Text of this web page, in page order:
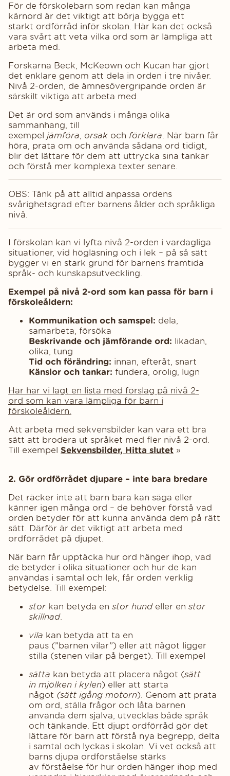
För de förskolebarn som redan kan många
kärnord är det viktigt att börja bygga ett
starkt ordförråd inför skolan. Här kan det också
vara svårt att veta vilka ord som är lämpliga att
arbeta med.
Forskarna Beck, McKeown och Kucan har gjort
det enklare genom att dela in orden i tre nivåer.
Nivå 2-orden, de ämnesövergripande orden är
särskilt viktiga att arbeta med.
Det är ord som används i många olika
sammanhang, till
exempel jämföra, orsak och förklara. När barn får
höra, prata om och använda sådana ord tidigt,
blir det lättare för dem att uttrycka sina tankar
och förstå mer komplexa texter senare.
OBS: Tänk på att alltid anpassa ordens
svårighetsgrad efter barnens ålder och språkliga
nivå.
I förskolan kan vi lyfta nivå 2-orden i vardagliga
situationer, vid högläsning och i lek – på så sätt
bygger vi en stark grund för barnens framtida
språk- och kunskapsutveckling.
Exempel på nivå 2-ord som kan passa för barn i
förskoleåldern:
Kommunikation och samspel: dela,
samarbeta, försöka
Beskrivande och jämförande ord: likadan,
olika, tung
Tid och förändring: innan, efteråt, snart
Känslor och tankar: fundera, orolig, lugn
Här har vi lagt en lista med förslag på nivå 2-
ord som kan vara lämpliga för barn i
förskoleåldern.
Att arbeta med sekvensbilder kan vara ett bra
sätt att brodera ut språket med fler nivå 2-ord.
Till exempel Sekvensbilder, Hitta slutet »
2. Gör ordförrådet djupare – inte bara bredare
Det räcker inte att barn bara kan säga eller
känner igen många ord – de behöver förstå vad
orden betyder för att kunna använda dem på rätt
sätt. Därför är det viktigt att arbeta med
ordförrådet på djupet.
När barn får upptäcka hur ord hänger ihop, vad
de betyder i olika situationer och hur de kan
användas i samtal och lek, får orden verklig
betydelse. Till exempel:
storkan betyda en stor hundeller en stor
skillnad.
vila kan betyda att ta en
paus (”barnen vilar”) eller att något ligger
stilla (stenen vilar på berget). Till exempel
sätta kan betyda att placera något (sätt
in mjölken i kylen) eller att starta
något (sätt igång motorn). Genom att prata
om ord, ställa frågor och låta barnen
använda dem själva, utvecklas både språk
och tänkande. Ett djupt ordförråd gör det
lättare för barn att förstå nya begrepp, delta
i samtal och lyckas i skolan. Vi vet också att
barns djupa ordförståelse stärks
av förståelse för hur orden hänger ihop med